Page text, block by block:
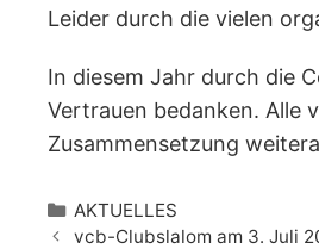
Leider durch die vielen
In diesem Jahr durch die
Vertrauen bedanken. Alle
Zusammensetzung
Kategorien
AKTUELLES
vcb-Clubslalom am 3. Juli